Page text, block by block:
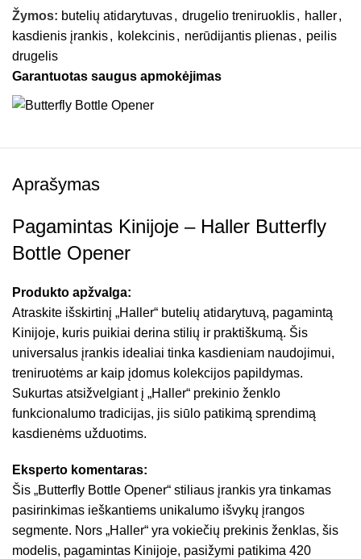
Žymos: butelių atidarytuvas, drugelio treniruoklis, haller,
kasdienis įrankis, kolekcinis, nerūdijantis plienas, peilis
drugelis
Garantuotas saugus apmokėjimas
Aprašymas
Pagamintas Kinijoje – Haller Butterfly
Bottle Opener
Produkto apžvalga:
Atraskite išskirtinį „Haller“ butelių atidarytuvą, pagamintą
Kinijoje, kuris puikiai derina stilių ir praktiškumą. Šis
universalus įrankis idealiai tinka kasdieniam naudojimui,
treniruotėms ar kaip įdomus kolekcijos papildymas.
Sukurtas atsižvelgiant į „Haller“ prekinio ženklo
funkcionalumo tradicijas, jis siūlo patikimą sprendimą
kasdienėms užduotims.
Eksperto komentaras:
Šis „Butterfly Bottle Opener“ stiliaus įrankis yra tinkamas
pasirinkimas ieškantiems unikalumo išvykų įrangos
segmente. Nors „Haller“ yra vokiečių prekinis ženklas, šis
modelis, pagamintas Kinijoje, pasižymi patikima 420